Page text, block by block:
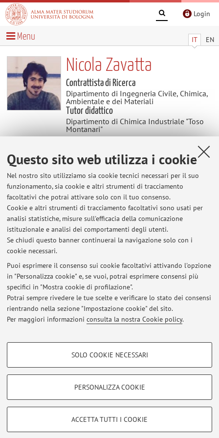
Questo sito web utilizza i cookie
Nel nostro sito utilizziamo sia cookie tecnici necessari per il suo
funzionamento, sia cookie e altri strumenti di tracciamento
facoltativi che potrai attivare solo con il tuo consenso.
Cookie e altri strumenti di tracciamento facoltativi sono usati per
analisi statistiche, misure sull'efficacia della comunicazione
istituzionale e analisi dei comportamenti degli utenti.
Se chiudi questo banner continuerai la navigazione solo con i
cookie necessari.
Puoi esprimere il consenso sui cookie facoltativi attivando l'opzione
in "Personalizza cookie" e, se vuoi, potrai esprimere consensi più
specifici in "Mostra cookie di profilazione".
Potrai sempre rivedere le tue scelte e verificare lo stato dei consensi
rientrando nella sezione "Impostazione cookie" del sito.
Per maggiori informazioni consulta la nostra Cookie policy.
COOKIE DI PROFILAZIONE - FACOLTATIVI
COOKIE TECNICI - NECESSARI
Si tratta di cookie tecnici utilizzati, a titolo esemplificativo, per il corretto
SOLO COOKIE NECESSARI
PERSONALIZZA COOKIE
ACCETTA TUTTI I COOKIE
Login
IT EN
Menu
Nicola Zavatta
Contrattista di Ricerca
Dipartimento di Ingegneria Civile, Chimica,
Ambientale e dei Materiali
Tutor didattico
Dipartimento di Chimica Industriale "Toso
Montanari"
Temi di ricerca
Parole chiave: Fatica, incollaggi, compositi
Fatica negli incollaggi e nei compositi:
studio numerico e sperimentale dei fenomeni di rottura nei
materiali compositi e negli incollaggi, con particolare
riferimento ai danni causati da carichi a fatica.
Ultimi avvisi
Al momento non sono presenti avvisi.
Area riservata
Accedi tramiteloginper gestire tutti i contenuti del sito.
Zamboni, 33 - 40126 Bologna - Partita IVA: 01131710376